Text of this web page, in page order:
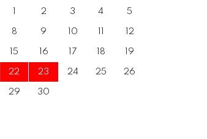
2 3 4 5
8 9 10 12
15 16 17 18 19
22 23 24 25 26
29 30